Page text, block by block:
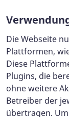
Die Webseite
Plattformen,
Diese
Plugins, die
ohne weitere
Betreiber der
übertragen.